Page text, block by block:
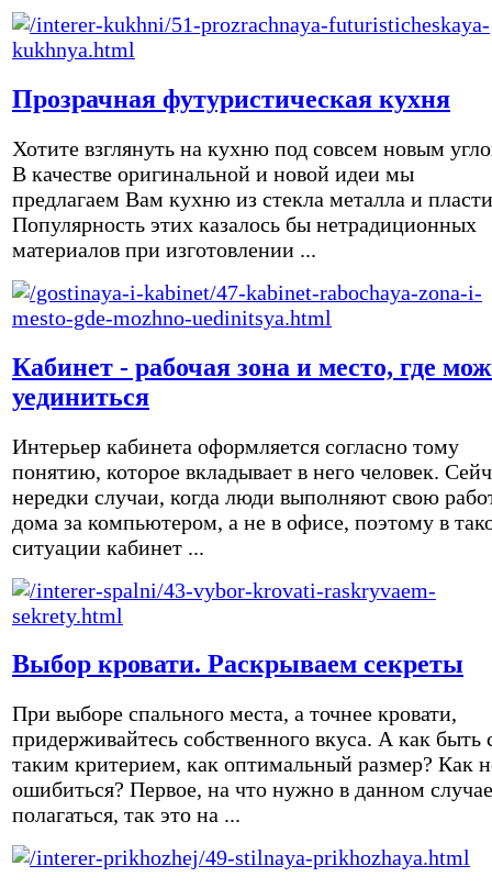
Прозрачная футуристическая кухня
Хотите взглянуть на кухню под совсем новым
В качестве оригинальной и новой идеи мы
предлагаем Вам кухню из стекла металла и
Популярность этих казалось бы нетрадиционных
материалов при изготовлении ...
Кабинет - рабочая зона и место, где
уединиться
Интерьер кабинета оформляется согласно тому
понятию, которое вкладывает в него человек.
нередки случаи, когда люди выполняют свою
дома за компьютером, а не в офисе, поэтому в
ситуации кабинет ...
Выбор кровати. Раскрываем секреты
При выборе спального места, а точнее кровати,
придерживайтесь собственного вкуса. А как быть
таким критерием, как оптимальный размер? Как
ошибиться? Первое, на что нужно в данном случае
полагаться, так это на ...